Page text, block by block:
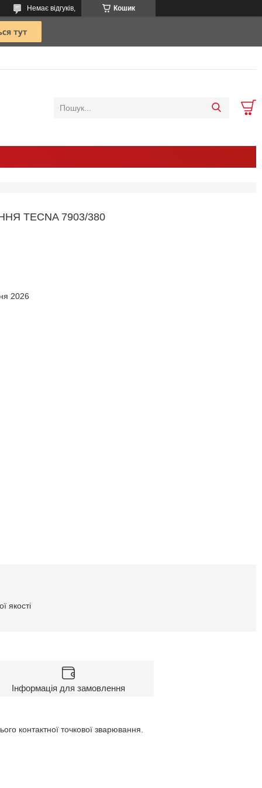
Кошик
Немає відгуків,
TECNA 7903/380
2026
якості
Інформація для замовлення
контактної точкової зварювання.